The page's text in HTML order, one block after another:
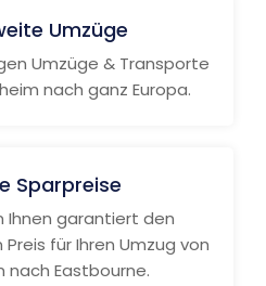
Umzüge
Umzüge & Transporte
nach ganz Europa.
Sparpreise
Ihnen garantiert den
für Ihren Umzug von
nach Eastbourne.